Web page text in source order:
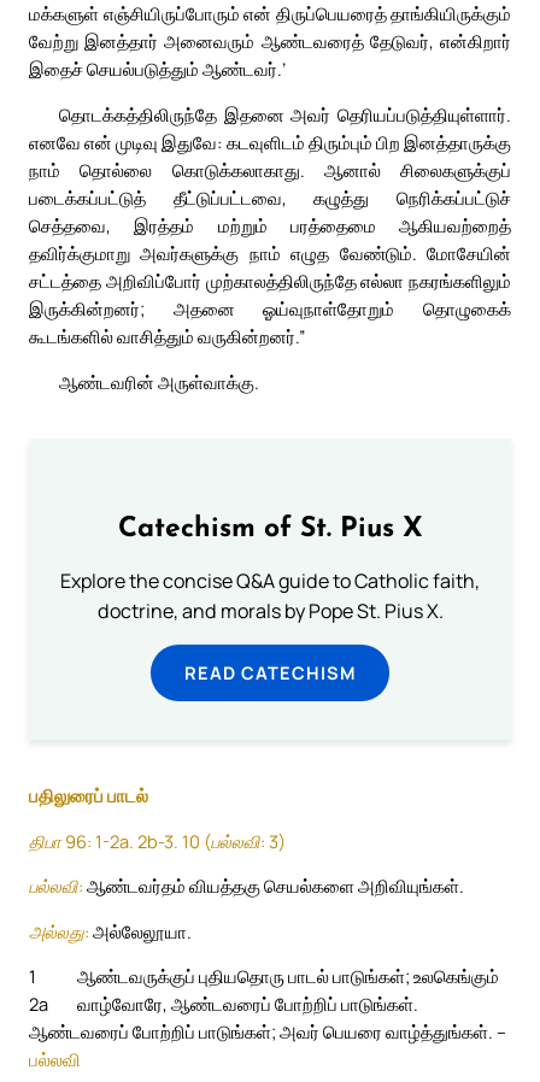
மக்களுள் எஞ்சியிருப்போரும் என் திருப்பெயரைத் தாங்கியிருக்கும்
வேற்று இனத்தார் அனைவரும் ஆண்டவரைத் தேடுவர், என்கிறார்
இதைச் செயல்படுத்தும் ஆண்டவர்.’
தொடக்கத்திலிருந்தே இதனை அவர் தெரியப்படுத்தியுள்ளார்.
எனவே என் முடிவு இதுவே: கடவுளிடம் திரும்பும் பிற இனத்தாருக்கு
நாம் தொல்லை கொடுக்கலாகாது. ஆனால் சிலைகளுக்குப்
படைக்கப்பட்டுத் தீட்டுப்பட்டவை, கழுத்து நெரிக்கப்பட்டுச்
செத்தவை, இரத்தம் மற்றும் பரத்தைமை ஆகியவற்றைத்
தவிர்க்குமாறு அவர்களுக்கு நாம் எழுத வேண்டும். மோசேயின்
சட்டத்தை அறிவிப்போர் முற்காலத்திலிருந்தே எல்லா நகரங்களிலும்
இருக்கின்றனர்; அதனை ஓய்வுநாள்தோறும் தொழுகைக்
கூடங்களில் வாசித்தும் வருகின்றனர்.”
ஆண்டவரின் அருள்வாக்கு.
Catechism of St. Pius X
Explore the concise Q&A guide to Catholic faith,
doctrine, and morals by Pope St. Pius X.
READ CATECHISM
பதிலுரைப் பாடல்
திபா 96: 1-2a. 2b-3. 10 (பல்லவி: 3)
பல்லவி: ஆண்டவர்தம் வியத்தகு செயல்களை அறிவியுங்கள்.
அல்லது: அல்லேலூயா.
1
ஆண்டவருக்குப் புதியதொரு பாடல் பாடுங்கள்; உலகெங்கும்
வாழ்வோரே, ஆண்டவரைப் போற்றிப் பாடுங்கள்.
2a
ஆண்டவரைப் போற்றிப் பாடுங்கள்; அவர் பெயரை வாழ்த்துங்கள். –
பல்லவி